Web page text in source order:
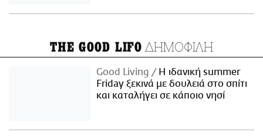
THE GOOD LIFO ΔΗΜΟΦΙΛΗ
Good Living
Η ιδανική summer
Friday ξεκινά με δουλειά στο σπίτι
και καταλήγει σε κάποιο νησί